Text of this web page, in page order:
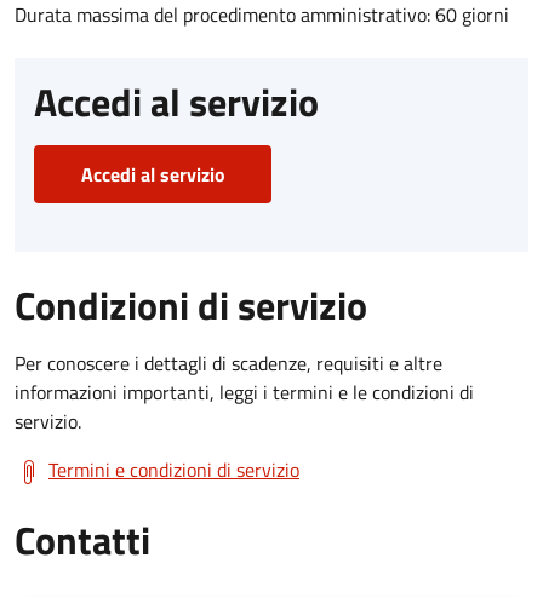
Durata massima del procedimento amministrativo: 60 giorni
Accedi al servizio
Accedi al servizio
Condizioni di servizio
Per conoscere i dettagli di scadenze, requisiti e altre
informazioni importanti, leggi i termini e le condizioni di
servizio.
Termini e condizioni di servizio
Contatti